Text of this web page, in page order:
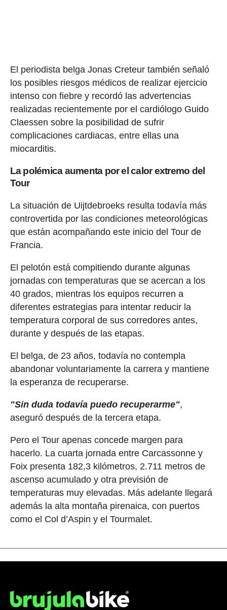
El periodista belga Jonas Creteur también señaló
los posibles riesgos médicos de realizar ejercicio
intenso con fiebre y recordó las advertencias
realizadas recientemente por el cardiólogo Guido
Claessen sobre la posibilidad de sufrir
complicaciones cardiacas, entre ellas una
miocarditis.
La polémica aumenta por el calor extremo del
Tour
La situación de Uijtdebroeks resulta todavía más
controvertida por las condiciones meteorológicas
que están acompañando este inicio del Tour de
Francia.
El pelotón está compitiendo durante algunas
jornadas con temperaturas que se acercan a los
40 grados, mientras los equipos recurren a
diferentes estrategias para intentar reducir la
temperatura corporal de sus corredores antes,
durante y después de las etapas.
El belga, de 23 años, todavía no contempla
abandonar voluntariamente la carrera y mantiene
la esperanza de recuperarse.
"Sin duda todavía puedo recuperarme",
aseguró después de la tercera etapa.
Pero el Tour apenas concede margen para
hacerlo. La cuarta jornada entre Carcassonne y
Foix presenta 182,3 kilómetros, 2.711 metros de
ascenso acumulado y otra previsión de
temperaturas muy elevadas. Más adelante llegará
además la alta montaña pirenaica, con puertos
como el Col d’Aspin y el Tourmalet.